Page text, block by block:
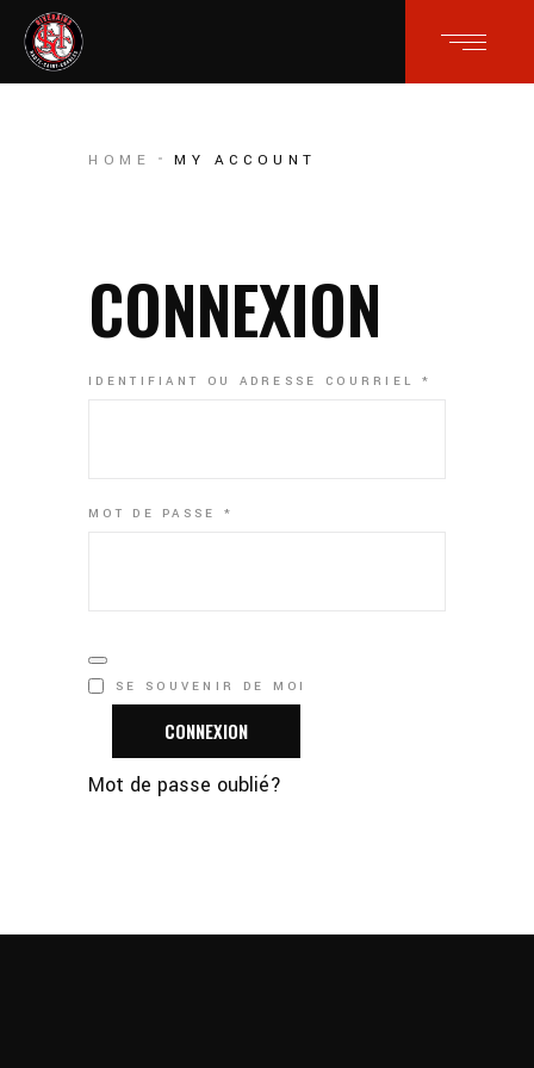
HOME MY ACCOUNT
CONNEXION
IDENTIFIANT OU ADRESSE COURRIEL *
MOT DE PASSE *
SE SOUVENIR DE MOI
CONNEXION
Mot de passe oublié?